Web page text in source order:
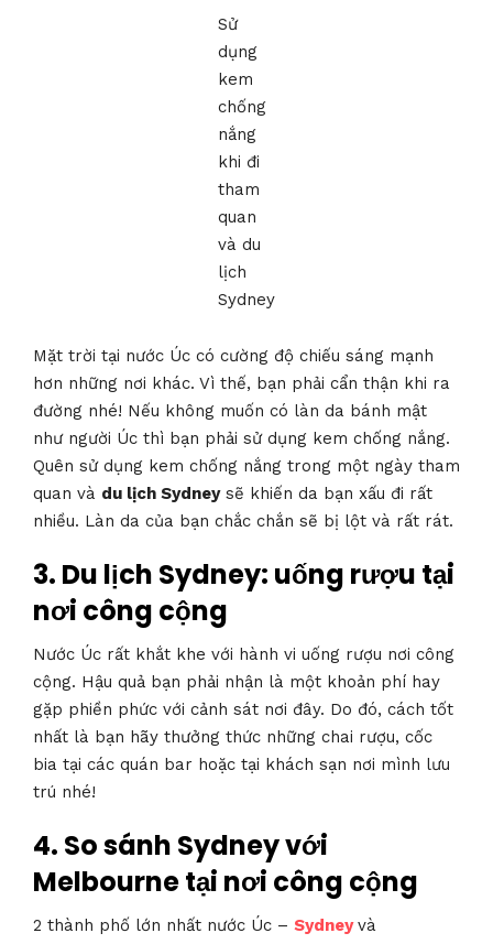
Sử
dụng
kem
chống
nắng
khi đi
tham
quan
và du
lịch
Sydney
Mặt trời tại nước Úc có cường độ chiếu sáng mạnh
hơn những nơi khác. Vì thế, bạn phải cẩn thận khi ra
đường nhé! Nếu không muốn có làn da bánh mật
như người Úc thì bạn phải sử dụng kem chống nắng.
Quên sử dụng kem chống nắng trong một ngày tham
quan và du lịch Sydneysẽ khiến da bạn xấu đi rất
nhiều. Làn da của bạn chắc chắn sẽ bị lột và rất rát.
3. Du lịch Sydney: uống rượu tại
nơi công cộng
Nước Úc rất khắt khe với hành vi uống rượu nơi công
cộng. Hậu quả bạn phải nhận là một khoản phí hay
gặp phiền phức với cảnh sát nơi đây. Do đó, cách tốt
nhất là bạn hãy thưởng thức những chai rượu, cốc
bia tại các quán bar hoặc tại khách sạn nơi mình lưu
trú nhé!
4. So sánh Sydney với
Melbourne tại nơi công cộng
2 thành phố lớn nhất nước Úc – Sydneyvà